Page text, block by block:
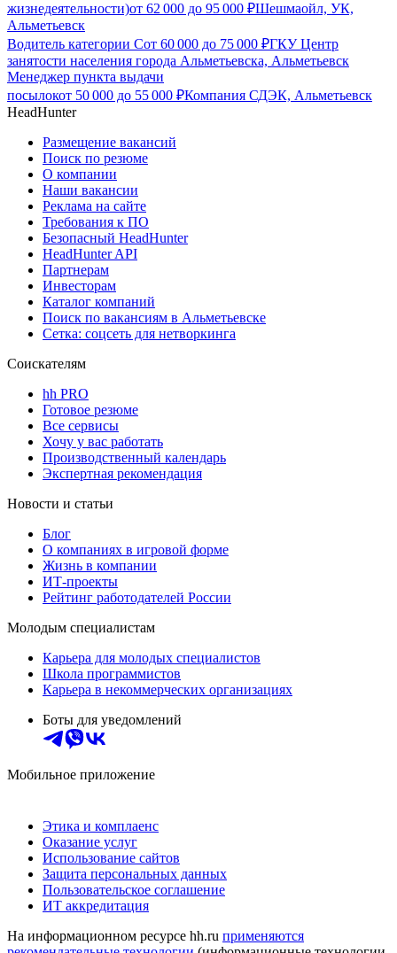
жизнедеятельности)от 62 000 до 95 000 ₽Шешмаойл, УК,
Альметьевск
Водитель категории Сот 60 000 до 75 000 ₽ГКУ Центр
занятости населения города Альметьевска, Альметьевск
Менеджер пункта выдачи
посылокот 50 000 до 55 000 ₽Компания СДЭК, Альметьевск
HeadHunter
Размещение вакансий
Поиск по резюме
О компании
Наши вакансии
Реклама на сайте
Требования к ПО
Безопасный HeadHunter
HeadHunter API
Партнерам
Инвесторам
Каталог компаний
Поиск по вакансиям в Альметьевске
Сетка: соцсеть для нетворкинга
Соискателям
hh PRO
Готовое резюме
Все сервисы
Хочу у вас работать
Производственный календарь
Экспертная рекомендация
Новости и статьи
Блог
О компаниях в игровой форме
Жизнь в компании
ИТ-проекты
Рейтинг работодателей России
Молодым специалистам
Карьера для молодых специалистов
Школа программистов
Карьера в некоммерческих организациях
Боты для уведомлений
Мобильное приложение
Этика и комплаенс
Оказание услуг
Использование сайтов
Защита персональных данных
Пользовательское соглашение
ИТ аккредитация
На информационном ресурсе hh.ru применяются